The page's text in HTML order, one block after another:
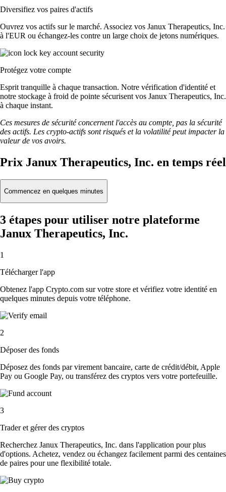
Diversifiez vos paires d'actifs
Ouvrez vos actifs sur le marché. Associez vos Janux Therapeutics, Inc.
à l'EUR ou échangez-les contre un large choix de jetons numériques.
Protégez votre compte
Esprit tranquille à chaque transaction. Notre vérification d'identité et
notre stockage à froid de pointe sécurisent vos Janux Therapeutics, Inc.
à chaque instant.
Ces mesures de sécurité concernent l'accès au compte, pas la sécurité
des actifs. Les crypto-actifs sont risqués et la volatilité peut impacter la
valeur de vos avoirs.
Prix Janux Therapeutics, Inc. en temps réel
Commencez en quelques minutes
3 étapes pour utiliser notre plateforme
Janux Therapeutics, Inc.
1
Télécharger l'app
Obtenez l'app Crypto.com sur votre store et vérifiez votre identité en
quelques minutes depuis votre téléphone.
2
Déposer des fonds
Déposez des fonds par virement bancaire, carte de crédit/débit, Apple
Pay ou Google Pay, ou transférez des cryptos vers votre portefeuille.
3
Trader et gérer des cryptos
Recherchez Janux Therapeutics, Inc. dans l'application pour plus
d'options. Achetez, vendez ou échangez facilement parmi des centaines
de paires pour une flexibilité totale.